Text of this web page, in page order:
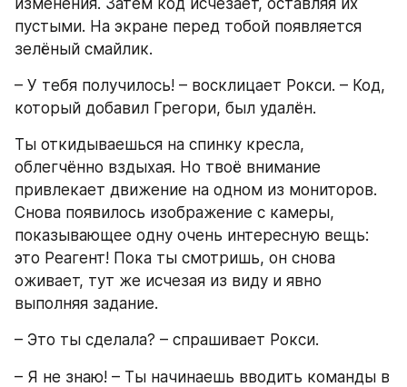
изменения. Затем код исчезает, оставляя их
пустыми. На экране перед тобой появляется
зелёный смайлик.
– У тебя получилось! – восклицает Рокси. – Код,
который добавил Грегори, был удалён.
Ты откидываешься на спинку кресла,
облегчённо вздыхая. Но твоё внимание
привлекает движение на одном из мониторов.
Снова появилось изображение с камеры,
показывающее одну очень интересную вещь:
это Реагент! Пока ты смотришь, он снова
оживает, тут же исчезая из виду и явно
выполняя задание.
– Это ты сделала? – спрашивает Рокси.
– Я не знаю! – Ты начинаешь вводить команды в